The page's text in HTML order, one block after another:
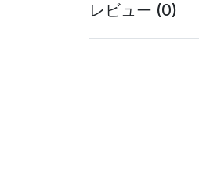
レビュー (0)